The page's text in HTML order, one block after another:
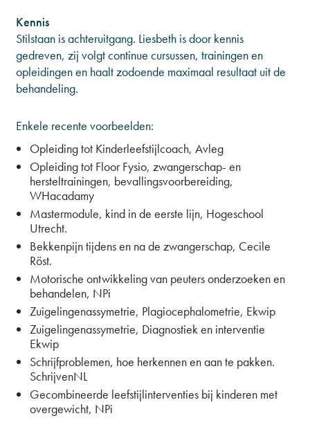
Kennis
Stilstaan is achteruitgang. Liesbeth is door kennis
gedreven, zij volgt continue cursussen, trainingen en
opleidingen en haalt zodoende maximaal resultaat uit de
behandeling.
Enkele recente voorbeelden:
Opleiding tot Kinderleefstijlcoach, Avleg
Opleiding tot Floor Fysio, zwangerschap- en
hersteltrainingen, bevallingsvoorbereiding,
WHacadamy
Mastermodule, kind in de eerste lijn, Hogeschool
Utrecht.
Bekkenpijn tijdens en na de zwangerschap, Cecile
Röst.
Motorische ontwikkeling van peuters onderzoeken en
behandelen, NPi
Zuigelingenassymetrie, Plagiocephalometrie, Ekwip
Zuigelingenassymetrie, Diagnostiek en interventie
Ekwip
Schrijfproblemen, hoe herkennen en aan te pakken.
SchrijvenNL
Gecombineerde leefstijlinterventies bij kinderen met
overgewicht, NPi